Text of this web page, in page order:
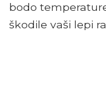
bodo
škodile vaši lepi